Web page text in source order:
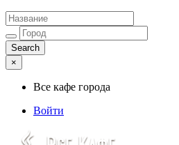
×
Все кафе города
Войти